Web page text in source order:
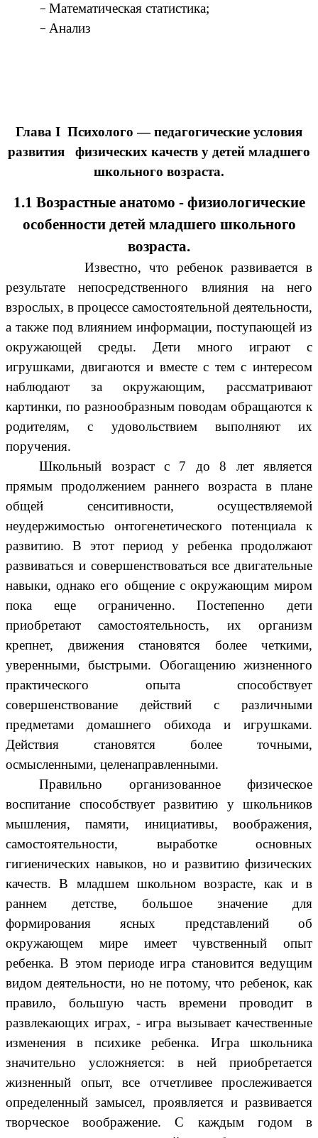
Математическая статистика;
Анализ
Глава I Психолого — педагогические условия
развития физических качеств у детей младшего
школьного возраста.
1.1 Возрастные анатомо - физиологические
особенности детей младшего школьного
возраста.
Известно, что ребенок развивается в
результате непосредственного влияния на него
взрослых, в процессе самостоятельной деятельности,
а также под влиянием информации, поступающей из
окружающей среды. Дети много играют с
игрушками, двигаются и вместе с тем с интересом
наблюдают за окружающим, рассматривают
картинки, по разнообразным поводам обращаются к
родителям, с удовольствием выполняют их
поручения.
Школьный возраст с 7 до 8 лет является
прямым продолжением раннего возраста в плане
общей сенситивности, осуществляемой
неудержимостью онтогенетического потенциала к
развитию. В этот период у ребенка продолжают
развиваться и совершенствоваться все двигательные
навыки, однако его общение с окружающим миром
пока еще ограниченно. Постепенно дети
приобретают самостоятельность, их организм
крепнет, движения становятся более четкими,
уверенными, быстрыми. Обогащению жизненного
практического опыта способствует
совершенствование действий с различными
предметами домашнего обихода и игрушками.
Действия становятся более точными,
осмысленными, целенаправленными.
Правильно организованное физическое
воспитание способствует развитию у школьников
мышления, памяти, инициативы, воображения,
самостоятельности, выработке основных
гигиенических навыков, но и развитию физических
качеств. В младшем школьном возрасте, как и в
раннем детстве, большое значение для
формирования ясных представлений об
окружающем мире имеет чувственный опыт
ребенка. В этом периоде игра становится ведущим
видом деятельности, но не потому, что ребенок, как
правило, большую часть времени проводит в
развлекающих играх, - игра вызывает качественные
изменения в психике ребенка. Игра школьника
значительно усложняется: в ней приобретается
жизненный опыт, все отчетливее прослеживается
определенный замысел, проявляется и развивается
творческое воображение. С каждым годом в